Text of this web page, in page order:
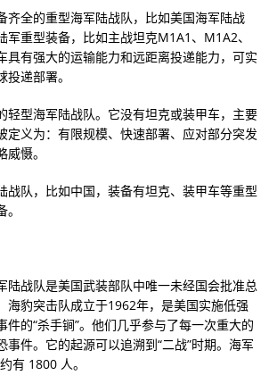
齐全的重型海军陆战队，比如美国海军陆战
军重型装备，比如主战坦克M1A1、M1A2、
具有强大的运输能力和远距离投递能力，可实
递部署。
轻型海军陆战队。它没有坦克或装甲车，主要
定义为：有限规模、快速部署、应对部分突发
慑。
战队，比如中国，装备有坦克、装甲车等重型
陆战队是美国武装部队中唯一未经国会批准总
海豹突击队成立于1962年，是美国实施低强
件的“杀手锏”。他们几乎参与了每一次重大的
事件。它的起源可以追溯到“二战”时期。海军
有 1800 人。